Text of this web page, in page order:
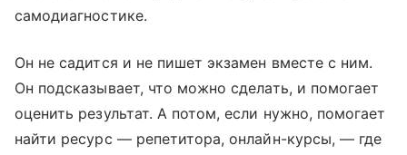
самодиагностике.
Он не садится и не пишет экзамен вместе с ним.
Он подсказывает, что можно сделать, и помогает
оценить результат. А потом, если нужно, помогает
найти ресурс — репетитора, онлайн-курсы, — где